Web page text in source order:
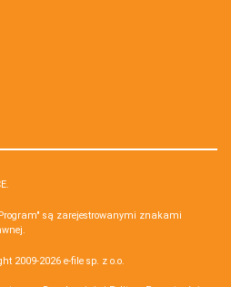
są zarejestrowanymi znakami
2009-2026 e-file sp. z o.o.